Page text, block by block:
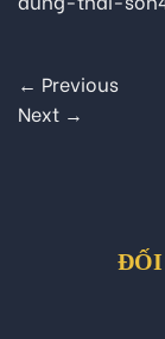
← Previous
Next →
ĐỐI